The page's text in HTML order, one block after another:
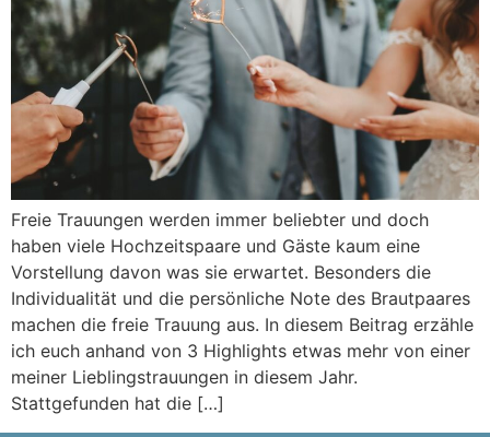
Freie Trauungen werden immer beliebter und doch
haben viele Hochzeitspaare und Gäste kaum eine
Vorstellung davon was sie erwartet. Besonders die
Individualität und die persönliche Note des Brautpaares
machen die freie Trauung aus. In diesem Beitrag erzähle
ich euch anhand von 3 Highlights etwas mehr von einer
meiner Lieblingstrauungen in diesem Jahr.
Stattgefunden hat die […]